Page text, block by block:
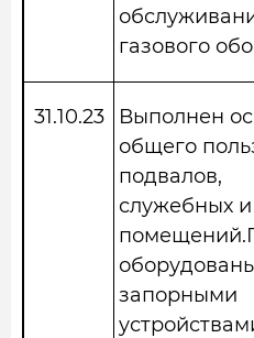
газового
31.10.23
Выполнен
общего
подвалов,
служебных
запорными